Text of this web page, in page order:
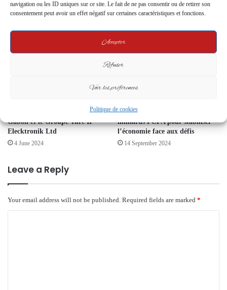
navigation ou les ID uniques sur ce site. Le fait de ne pas consentir ou de retirer son
consentement peut avoir un effet négatif sur certaines caractéristiques et fonctions.
Accepter
Refuser
Voir les préférences
Politique de cookies
fonds pour accélérer les grands
projets du Gabon
affiche ses ambitions
Partenariat Prometteur entre le
Gabon et le Groupe Turc IF
Elecktronik Ltd
4 June 2024
Budget 2025 du Gabon : 4 204
milliards FCFA pour stabiliser
l’économie face aux défis
14 September 2024
Leave a Reply
Your email address will not be published. Required fields are marked *